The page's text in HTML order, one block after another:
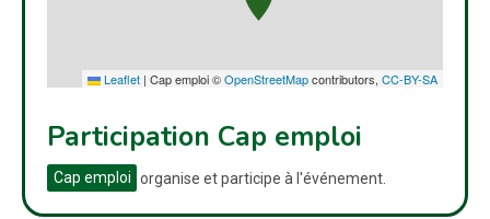
Leaflet | Cap emploi ©OpenStreetMapcontributors, CC-BY-SA
Participation Cap emploi
Cap emploi organise et participe à l'événement.